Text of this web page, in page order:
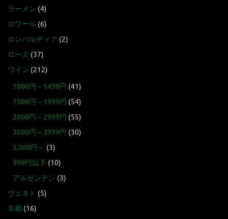
ラーメン (4)
ロワール (6)
ロンバルディア (2)
ローヌ (37)
ワイン (212)
1000円～1499円 (41)
1500円～1999円 (54)
2000円～2999円 (55)
3000円～3999円 (30)
5,000円～ (3)
999円以下 (10)
アルゼンチン (3)
ヴェネト (5)
京都 (16)